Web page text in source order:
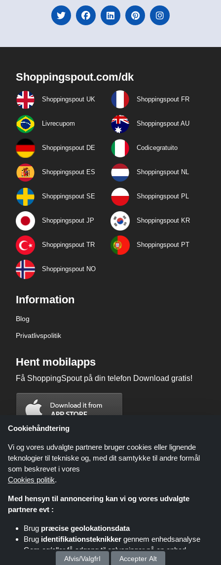
Shoppingspout.com/dk
Shoppingspout UK Shoppingspout FR
Livrecupom Shoppingspout AU
Shoppingspout DE Codicegratuito
Shoppingspout ES Shoppingspout NL
Shoppingspout SE Shoppingspout PL
Shoppingspout JP Shoppingspout KR
Shoppingspout TR Shoppingspout PT
Shoppingspout NO
Information
Blog
Privatlivspolitik
Hent mobilapps
Få ShoppingSpout på din telefon Download gratis!
Shoppingspout.com/dk eller dets personale er ikke involveret, når du
foretager et køb via disse links, Shoppingspout.com/dk optjener kun
kommission gennem disse links/tilbud.
Cookiehåndtering
Vi og vores udvalgte partnere bruger cookies eller lignende
teknologier til tekniske og, med dit samtykke til andre formål
som beskrevet i vores
Cookies politik.
Med hensyn til annoncering kan vi og vores udvalgte
partnere evt :
Brug præcise geolokationsdata
Brug identifikationsteknikker gennem enhedsanalyse
Gem og/eller få adgang til oplysninger på en enhed
Afvis/ValgfrI Accepter Alt